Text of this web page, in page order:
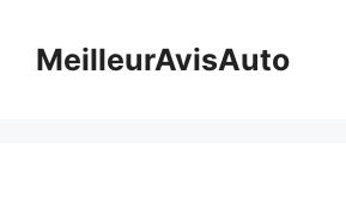
contentMeilleurAvisAuto